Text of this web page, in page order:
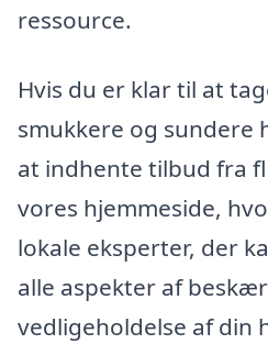
ressource.
Hvis du er klar til at
smukkere og sundere
at indhente tilbud fra
vores hjemmeside,
lokale eksperter, der
alle aspekter af
vedligeholdelse af din